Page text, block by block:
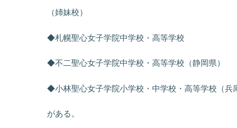
（姉妹校）
◆札幌聖心女子学院中学校・高等学校
◆不二聖心女子学院中学校・高等学校（静岡県）
◆小林聖心女子学院小学校・中学校・高等学校（兵
がある。